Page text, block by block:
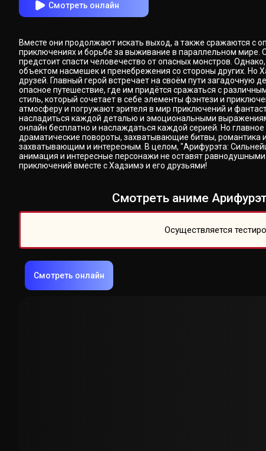
Смотреть онлайн
Вместе они продолжают искать выход, а также сражаются с
приключениях и борьбе за выживание в параллельном мире.
предстоит спасти человечество от опасных монстров.
объектом насмешек и пренебрежения со стороны других. Но
друзей. Главный герой встречает на своём пути
опасное путешествие, где им придётся сражаться с
стиль, который сочетает в себе элементы фэнтези и
атмосферу и погружают зрителя в мир приключений и
насладиться каждой деталью и эмоциональными
онлайн бесплатно и наслаждаться каждой серией. Но
драматические повороты, захватывающие битвы,
захватывающим и интересным. В целом, "Арифурэта:
анимация и интересные персонажи не оставят
приключений вместе с Хадзимэ и его друзьями!
Смотреть аниме
Осуществляется
Смотреть онлайн